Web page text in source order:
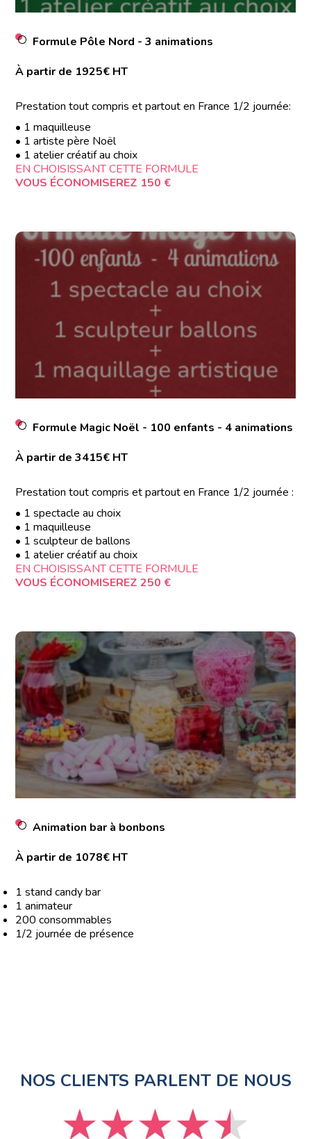
Formule Pôle Nord - 3 animations
À partir de 1925€ HT
Prestation tout compris et partout en France 1/2 journée:
• 1 maquilleuse
• 1 artiste père Noël
• 1 atelier créatif au choix
EN CHOISISSANT CETTE FORMULE
VOUS ÉCONOMISEREZ 150 €
Formule Magic Noël - 100 enfants - 4 animations
À partir de 3415€ HT
Prestation tout compris et partout en France 1/2 journée :
• 1 spectacle au choix
• 1 maquilleuse
• 1 sculpteur de ballons
• 1 atelier créatif au choix
EN CHOISISSANT CETTE FORMULE
VOUS ÉCONOMISEREZ 250 €
Animation bar à bonbons
À partir de 1078€ HT
1 stand candy bar
1 animateur
200 consommables
1/2 journée de présence
NOS CLIENTS PARLENT DE NOUS